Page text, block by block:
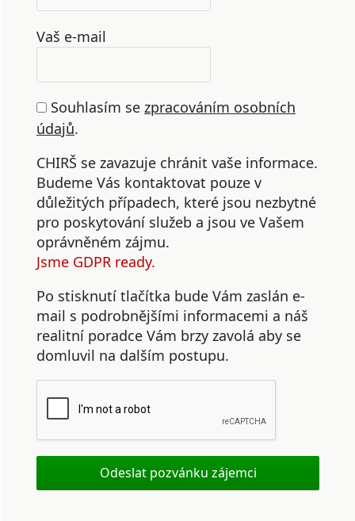
Vaš e-mail
Souhlasím se zpracováním osobních
údajů.
CHIRŠ se zavazuje chránit vaše informace.
Budeme Vás kontaktovat pouze v
důležitých případech, které jsou nezbytné
pro poskytování služeb a jsou ve Vašem
oprávněném zájmu.
Jsme GDPR ready.
Po stisknutí tlačítka bude Vám zaslán e-
mail s podrobnějšími informacemi a náš
realitní poradce Vám brzy zavolá aby se
domluvil na dalším postupu.